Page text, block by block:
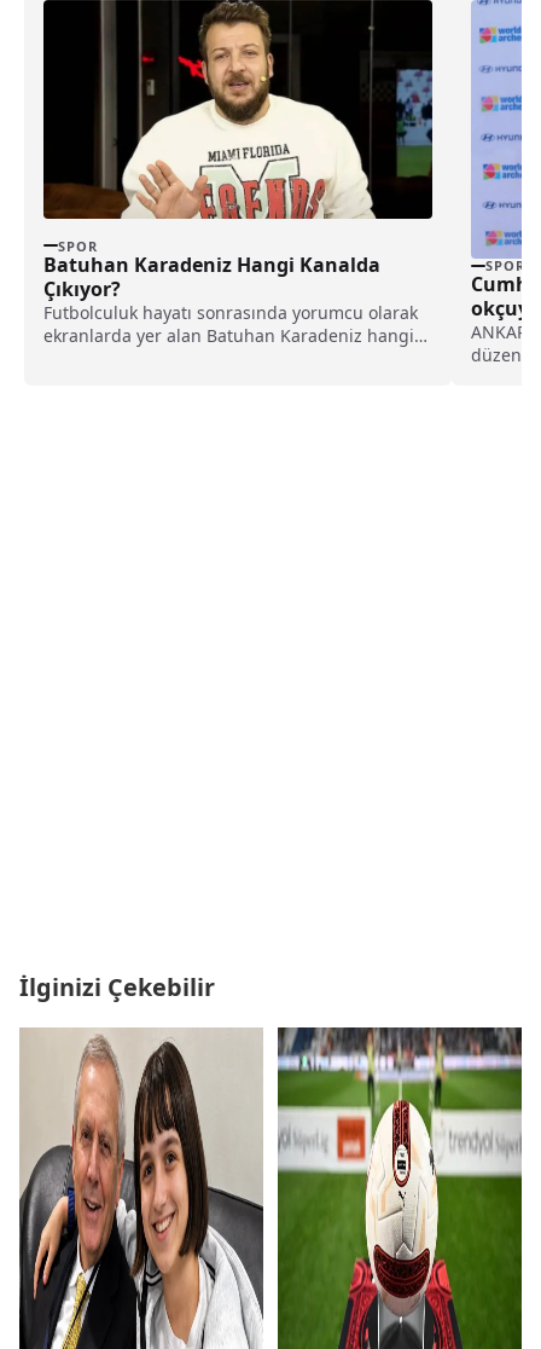
SPOR
Batuhan Karadeniz Hangi Kanalda
Çıkıyor?
Futbolculuk hayatı sonrasında yorumcu olarak
ekranlarda yer alan Batuhan Karadeniz hangi
SPOR
İlginizi Çekebilir